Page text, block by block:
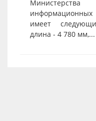
имеет
длина - 4 780 мм,...